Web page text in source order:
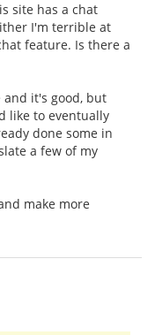
site has a chat
I'm terrible at
feature. Is there a
and it's good, but
like to eventually
done some in
a few of my
make more